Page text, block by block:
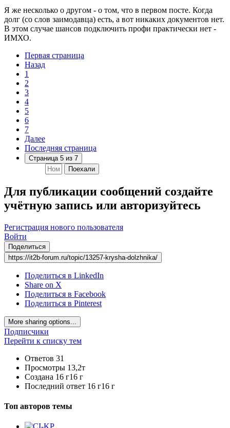
Я же несколько о другом - о том, что в первом посте. Когда
долг (со слов заимодавца) есть, а вот никаких документов нет.
В этом случае шансов подключить профи практически нет -
ИМХО.
Первая страница
Назад
1
2
3
4
5
6
7
Далее
Последняя страница
Страница 5 из 7
Поехали
Для публикации сообщений создайте
учётную запись или авторизуйтесь
Регистрация нового пользователя
Войти
Поделиться
https://it2b-forum.ru/topic/13257-krysha-dolzhnika/
Поделиться в LinkedIn
Share on X
Поделиться в Facebook
Поделиться в Pinterest
More sharing options...
Подписчики
Перейти к списку тем
Ответов 31
Просмотры 13,2т
Создана 16 г16 г
Последний ответ 16 г16 г
Топ авторов темы